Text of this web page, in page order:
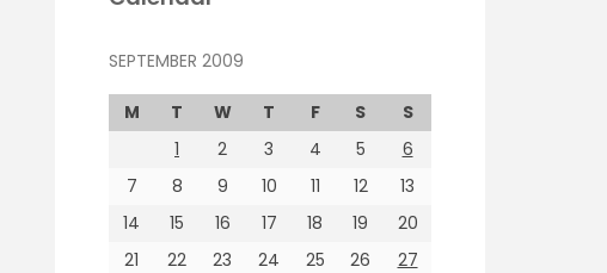
SEPTEMBER 2009
M T W T F S
S
1
2 3 4 5
6
7
8 9 10 11 12
13
14
15 16 17 18 19
20
21
22 23 24 25 26
27